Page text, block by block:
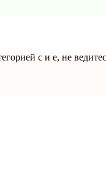
с и е, не